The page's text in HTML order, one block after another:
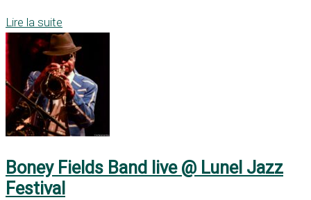
Lire la suite
Boney Fields Band live @ Lunel Jazz
Festival